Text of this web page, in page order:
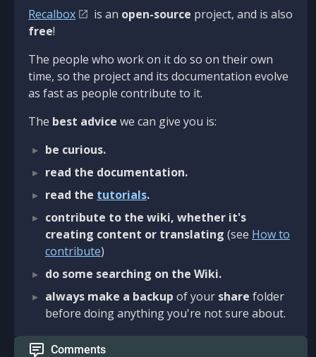
Recalbox is an open-source project, and is also
free!
The people who work on it do so on their own
time, so the project and its documentation evolve
as fast as people contribute to it.
The best advice we can give you is:
be curious.
read the documentation.
read the tutorials.
contribute to the wiki, whether it's
creating content or translating (see How to
contribute)
do some searching on the Wiki.
always make a backup of your share folder
before doing anything you're not sure about.
Comments